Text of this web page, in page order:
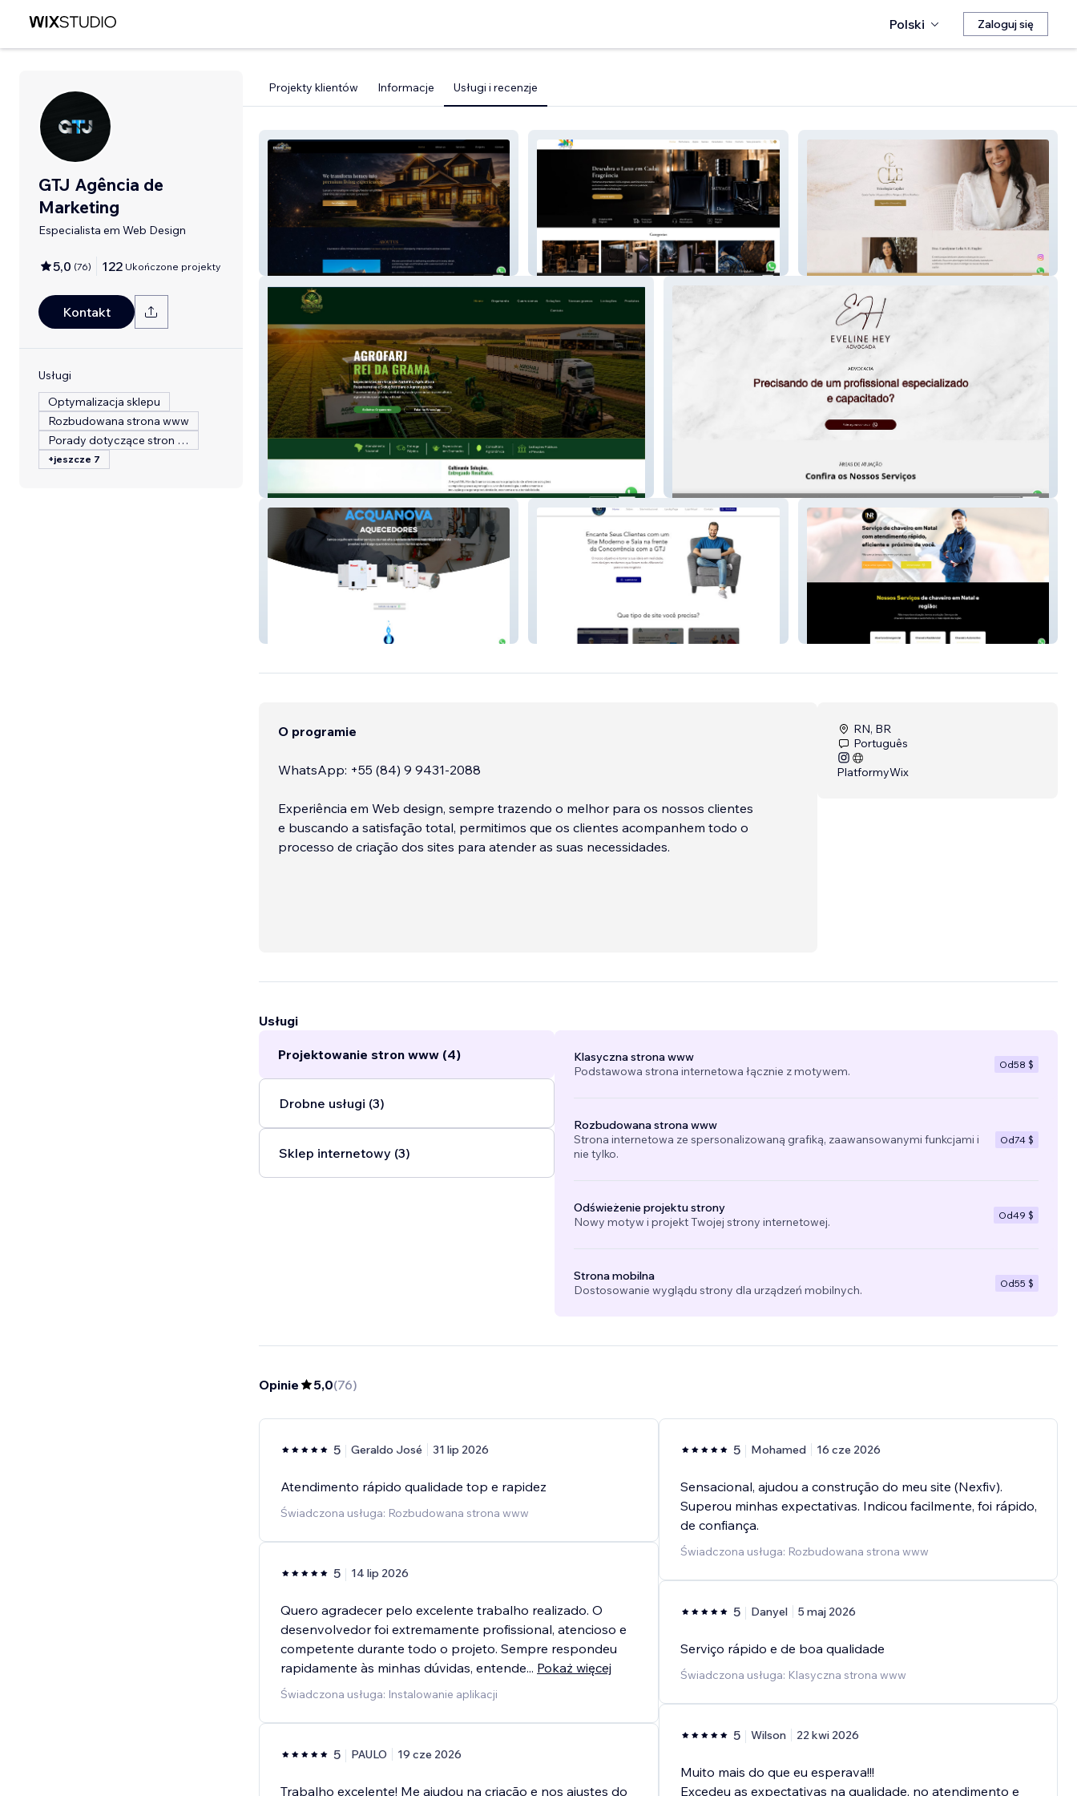
Polski Zaloguj się
GTJ Agência de
Marketing
Especialista em Web Design
5,0 (76) 122 Ukończone projekty
Kontakt
Usługi
Optymalizacja sklepu
Rozbudowana strona www
Porady dotyczące stron internetowych
+jeszcze 7
Projekty klientów Informacje Usługi i recenzje
Reforma e Cleaner Garden SH IMPORTS Allyvo Consultório
Acquanova Aquecedores GTJ Agência Chaveiro NR Chaves
O programie
WhatsApp: +55 (84) 9 9431-2088
Experiência em Web design, sempre trazendo o melhor para os nossos clientes
e buscando a satisfação total, permitimos que os clientes acompanhem todo o
processo de criação dos sites para atender as suas necessidades.
RN, BR
Português
PlatformyWix
Usługi
Projektowanie stron www (4)
Drobne usługi (3)
Sklep internetowy (3)
Klasyczna strona www
Podstawowa strona internetowa łącznie z motywem.
Od58 $
Rozbudowana strona www
Strona internetowa ze spersonalizowaną grafiką, zaawansowanymi funkcjami i
nie tylko.
Od74 $
Odświeżenie projektu strony
Nowy motyw i projekt Twojej strony internetowej.
Od49 $
Strona mobilna
Dostosowanie wyglądu strony dla urządzeń mobilnych.
Od55 $
Opinie 5,0(76)
5 Geraldo José 31 lip 2026
Atendimento rápido qualidade top e rapidez
Świadczona usługa: Rozbudowana strona www
5 14 lip 2026
Quero agradecer pelo excelente trabalho realizado. O
desenvolvedor foi extremamente profissional, atencioso e
competente durante todo o projeto. Sempre respondeu
rapidamente às minhas dúvidas, entende... Pokaż więcej
Świadczona usługa: Instalowanie aplikacji
5 PAULO 19 cze 2026
Trabalho excelente! Me ajudou na criação e nos ajustes do
5 Mohamed 16 cze 2026
Sensacional, ajudou a construção do meu site (Nexfiv).
Superou minhas expectativas. Indicou facilmente, foi rápido,
de confiança.
Świadczona usługa: Rozbudowana strona www
5 Danyel 5 maj 2026
Serviço rápido e de boa qualidade
Świadczona usługa: Klasyczna strona www
5 Wilson 22 kwi 2026
Muito mais do que eu esperava!!!
Excedeu as expectativas na qualidade, no atendimento e